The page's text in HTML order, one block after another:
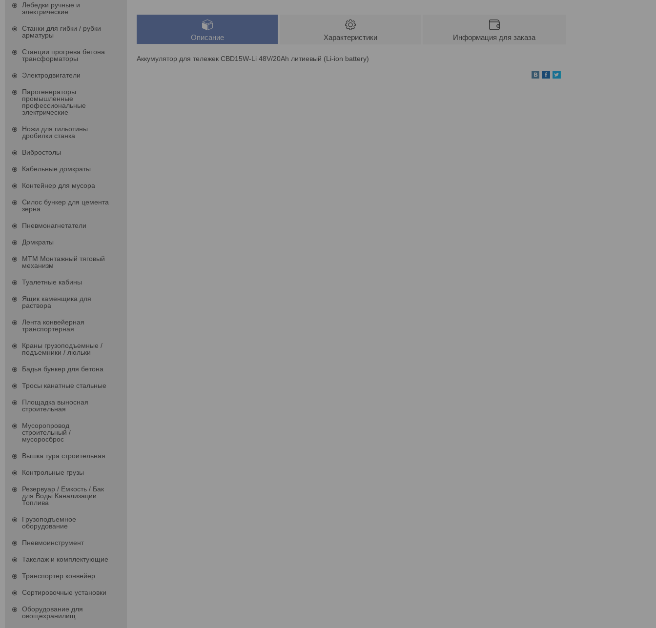
Описание Характеристики Информация для заказа
Аккумулятор для тележек CBD15W-Li 48V/20Ah литиевый (Li-ion battery)
Лебедки ручные и
электрические
Станки для гибки / рубки
арматуры
Станции прогрева бетона
трансформаторы
Электродвигатели
Парогенераторы
промышленные
профессиональные
электрические
Ножи для гильотины
дробилки станка
Вибростолы
Кабельные домкраты
Контейнер для мусора
Силос бункер для цемента
зерна
Пневмонагнетатели
Домкраты
МТМ Монтажный тяговый
механизм
Туалетные кабины
Ящик каменщика для
раствора
Лента конвейерная
транспортерная
Краны грузоподъемные /
подъемники / люльки
Бадья бункер для бетона
Тросы канатные стальные
Площадка выносная
строительная
Мусоропровод
строительный /
мусоросброс
Вышка тура строительная
Контрольные грузы
Резервуар / Емкость / Бак
для Воды Канализации
Топлива
Грузоподъемное
оборудование
Пневмоинструмент
Такелаж и комплектующие
Транспортер конвейер
Сортировочные установки
Оборудование для
овощехранилищ